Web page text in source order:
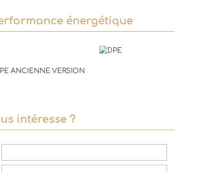
énergétique
ANCIENNE VERSION
intéresse ?